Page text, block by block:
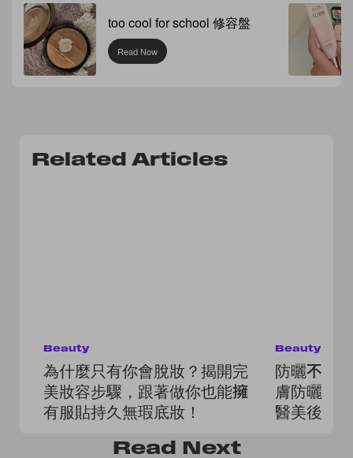
too cool for school 修容盤
Read Now
Related Articles
Beauty
為什麼只有你會脫妝？揭開完
美妝容步驟，跟著做你也能擁
有服貼持久無瑕底妝！
Beauty
防曬不只
膚防曬」
醫美後修
Read Next